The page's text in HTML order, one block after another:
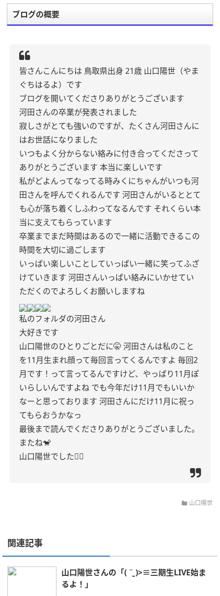
ブログの概要
皆さんこんにちは 鳥取県出身 21歳 山口陽世（やま
ぐちはるよ）です
ブログを開いてくださりありがとうございます
河田さんの卒業が発表されました
寂しさがとても強いのですが、たくさん河田さんに
はお世話になりました
いつもよく分からない絡みに付き合ってくださって
ありがとうございます 本当に楽しいです
私がどよんってなってる時みくにちゃんがいつも河
田さんを呼んでくれるんです 河田さんがいるととて
も心が落ち着くしふわってなるんです それくらい本
当に支えてもらっています
卒業までまだ時間はあるので一緒に活動できるこの
時間を大切に過ごします
いっぱい楽しいことしていっぱい一緒に笑ってふざ
けていきます 河田さんいっぱい絡みにいかせてい
ただくのでよろしくお願いしますね
私のフォルダの河田さん
大好きです
山口陽世のひとりごとだに🤫 河田さんは私のこと
を11月生まれ顔って毎回言ってくるんですよ 毎回2
月です！って言ってるんですけど、やっぱり11月ぽ
いらしいんですよね でも今年だけ11月でもいいか
なーと思っております 河田さんにだけ11月に祝っ
てもらおうかなっ
最後まで読んでくださりありがとうございました。
またね🐒
山口陽世でした👆🏻
山口陽世
関連記事
山口陽世さんの「( ¨̮ )>≡三期生LIVE始ま
るよ！」